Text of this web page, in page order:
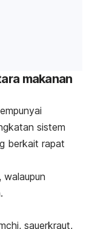
makanan
sistem
berkait rapat
sauerkraut,